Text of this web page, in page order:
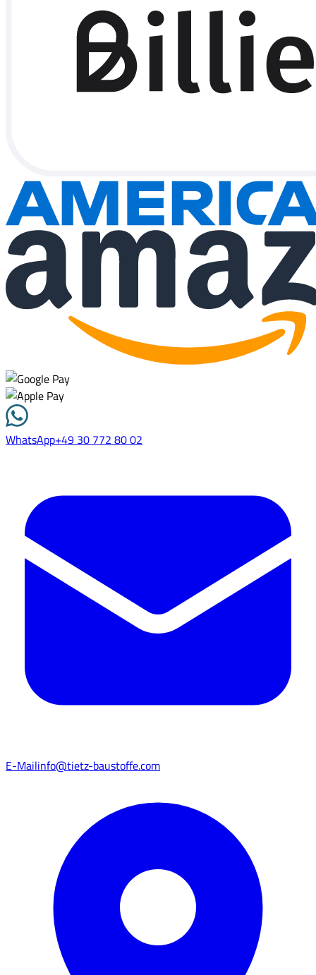
WhatsApp+49 30 772 80 02
E-Mailinfo@tietz-baustoffe.com